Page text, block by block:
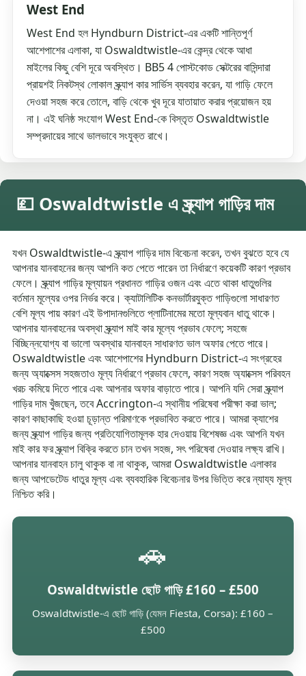
West End
West End হল Hyndburn District-এর একটি শান্তিপূর্ণ
আশেপাশের এলাকা, যা Oswaldtwistle-এর কেন্দ্র থেকে আধা
মাইলের কিছু বেশি দূরে অবস্থিত। BB5 4 পোস্টকোড সেক্টরের বাসিন্দারা
প্রায়শই নিকটস্থ লোকাল স্ক্র্যাপ কার সার্ভিস ব্যবহার করেন, যা গাড়ি ফেলে
দেওয়া সহজ করে তোলে, বাড়ি থেকে খুব দূরে যাতায়াত করার প্রয়োজন হয়
না। এই ঘনিষ্ঠ সংযোগ West End-কে বিস্তৃত Oswaldtwistle
সম্প্রদায়ের সাথে ভালভাবে সংযুক্ত রাখে।
💷 Oswaldtwistle এ স্ক্র্যাপ গাড়ির দাম
যখন Oswaldtwistle-এ স্ক্র্যাপ গাড়ির দাম বিবেচনা করেন, তখন বুঝতে হবে যে
আপনার যানবাহনের জন্য আপনি কত পেতে পারেন তা নির্ধারণে কয়েকটি কারণ প্রভাব
ফেলে। স্ক্র্যাপ গাড়ির মূল্যায়ন প্রধানত গাড়ির ওজন এবং এতে থাকা ধাতুগুলির
বর্তমান মূল্যের ওপর নির্ভর করে। ক্যাটালিটিক কনভার্টারযুক্ত গাড়িগুলো সাধারণত
বেশি মূল্য পায় কারণ এই উপাদানগুলিতে প্লাটিনামের মতো মূল্যবান ধাতু থাকে।
আপনার যানবাহনের অবস্থা স্ক্র্যাপ মাই কার মূল্যে প্রভাব ফেলে; সহজে
বিচ্ছিন্নযোগ্য বা ভালো অবস্থার যানবাহন সাধারণত ভাল অফার পেতে পারে।
Oswaldtwistle এবং আশেপাশের Hyndburn District-এ সংগ্রহের
জন্য অ্যাক্সেস সহজতাও মূল্য নির্ধারণে প্রভাব ফেলে, কারণ সহজ অ্যাক্সেস পরিবহন
খরচ কমিয়ে দিতে পারে এবং আপনার অফার বাড়াতে পারে। আপনি যদি সেরা স্ক্র্যাপ
গাড়ির দাম খুঁজছেন, তবে Accrington-এ স্থানীয় পরিষেবা পরীক্ষা করা ভাল;
কারণ কাছাকাছি হওয়া চূড়ান্ত পরিমাণকে প্রভাবিত করতে পারে। আমরা ক্যাশের
জন্য স্ক্র্যাপ গাড়ির জন্য প্রতিযোগিতামূলক হার দেওয়ায় বিশেষজ্ঞ এবং আপনি যখন
মাই কার ফর স্ক্র্যাপ বিক্রি করতে চান তখন সহজ, সৎ পরিষেবা দেওয়ার লক্ষ্য রাখি।
আপনার যানবাহন চালু থাকুক বা না থাকুক, আমরা Oswaldtwistle এলাকার
জন্য আপডেটেড ধাতুর মূল্য এবং ব্যবহারিক বিবেচনার উপর ভিত্তি করে ন্যায্য মূল্য
নিশ্চিত করি।
🚗
Oswaldtwistle ছোট গাড়ি £160 – £500
Oswaldtwistle-এ ছোট গাড়ি (যেমন Fiesta, Corsa): £160 –
£500